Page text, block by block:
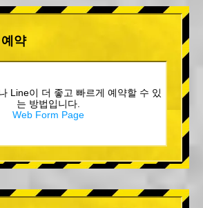
약
Line이 더 좋고 빠르게 예약할 수 있
는 방법입니다.
Web Form Page